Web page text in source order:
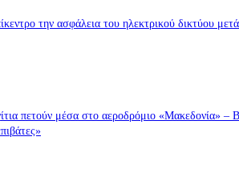
την ασφάλεια του ηλεκτρικού δικτύου μετά
πετούν μέσα στο αεροδρόμιο «Μακεδονία» –